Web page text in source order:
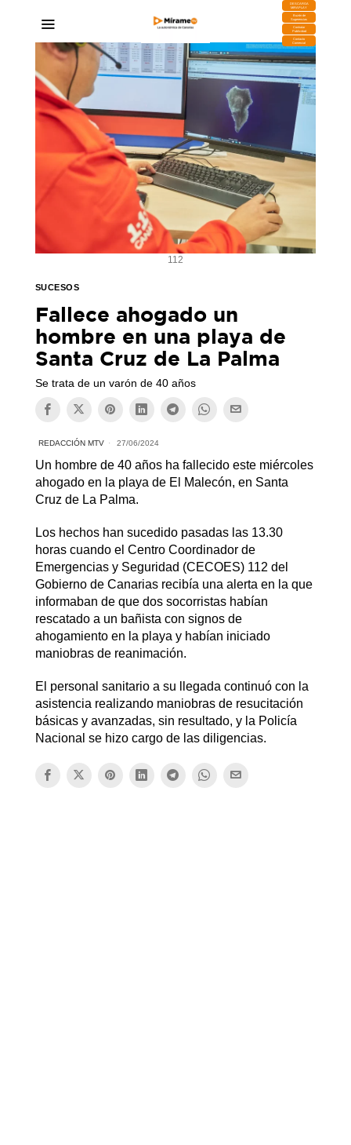
DESCARGA
MIRAPLAY
Buzón de
Sugerencias
Contratar
Publicidad
Contacto
Comercial
112
SUCESOS
Fallece ahogado un
hombre en una playa de
Santa Cruz de La Palma
Se trata de un varón de 40 años
REDACCIÓN MTV 27/06/2024
Un hombre de 40 años ha fallecido este miércoles
ahogado en la playa de El Malecón, en Santa
Cruz de La Palma.
Los hechos han sucedido pasadas las 13.30
horas cuando el Centro Coordinador de
Emergencias y Seguridad (CECOES) 112 del
Gobierno de Canarias recibía una alerta en la que
informaban de que dos socorristas habían
rescatado a un bañista con signos de
ahogamiento en la playa y habían iniciado
maniobras de reanimación.
El personal sanitario a su llegada continuó con la
asistencia realizando maniobras de resucitación
básicas y avanzadas, sin resultado, y la Policía
Nacional se hizo cargo de las diligencias.